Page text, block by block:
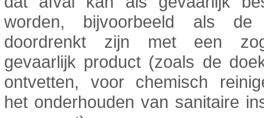
worden, bijvoorbeeld als de
doordrenkt zijn met een
gevaarlijk product (zoals de
ontvetten, voor chemisch
het onderhouden van sanitaire